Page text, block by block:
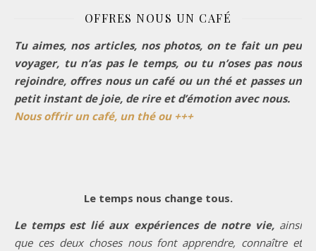
OFFRES NOUS UN CAFÉ
Tu aimes, nos articles, nos photos, on te fait un peu
voyager, tu n’as pas le temps, ou tu n’oses pas nous
rejoindre, offres nous un café ou un thé et passes un
petit instant de joie, de rire et d’émotion avec nous.
Nous offrir un café, un thé ou +++
Le temps nous change tous.
Le temps est lié aux expériences de notre vie, ainsi
que ces deux choses nous font apprendre, connaître et